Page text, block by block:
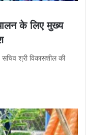
के लिए मुख्य
श्री विकासशील की